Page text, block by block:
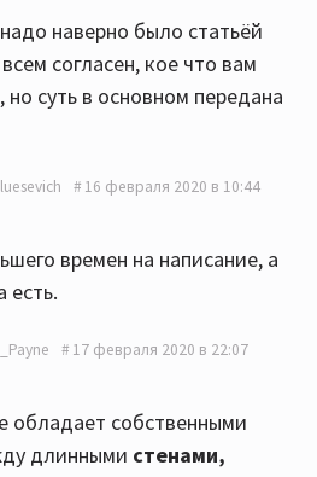
наверно было статьёй
согласен, кое что вам
суть в основном передана
16 февраля 2020 в 10:44
времен на написание, а
есть.
17 февраля 2020 в 22:07
собственными
длинными стенами,